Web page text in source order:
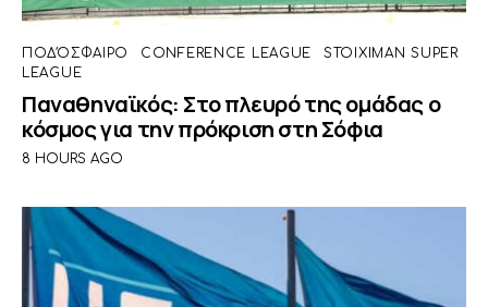
ΠΟΔΌΣΦΑΙΡΟ CONFERENCE LEAGUE
STOIXIMAN SUPER
LEAGUE
Παναθηναϊκός: Στο πλευρό της ομάδας ο
κόσμος για την πρόκριση στη Σόφια
8 HOURS AGO